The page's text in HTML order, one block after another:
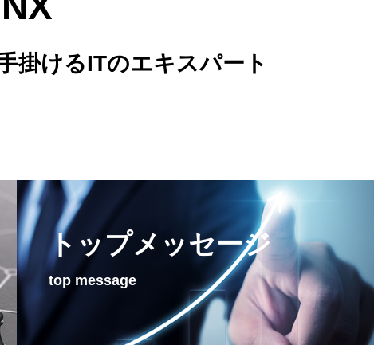
掛けるITのエキスパート
トップメッセージ
top message